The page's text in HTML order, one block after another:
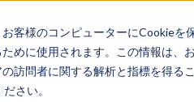
客様のコンピューターにCookie
めに使用されます。この情報は、
訪問者に関する解析と指標を得る
さい。